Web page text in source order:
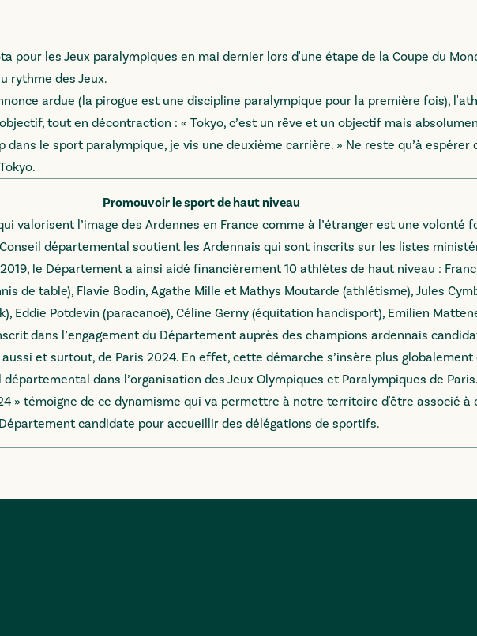
pour les Jeux paralympiques en mai dernier lors d'une étape de la Coupe du
rythme des Jeux.
ardue (la pirogue est une discipline paralympique pour la première fois),
tout en décontraction : « Tokyo, c’est un rêve et un objectif mais
dans le sport paralympique, je vis une deuxième carrière. » Ne reste qu’à espérer
Promouvoir le sport de haut niveau
valorisent l’image des Ardennes en France comme à l’étranger est une volonté
départemental soutient les Ardennais qui sont inscrits sur les listes
le Département a ainsi aidé financièrement 10 athlètes de haut niveau :
de table), Flavie Bodin, Agathe Mille et Mathys Moutarde (athlétisme), Jules
Eddie Potdevin (paracanoë), Céline Gerny (équitation handisport), Emilien
dans l’engagement du Département auprès des champions ardennais
et surtout, de Paris 2024. En effet, cette démarche s’insère plus globalement
dans l’organisation des Jeux Olympiques et Paralympiques de
» témoigne de ce dynamisme qui va permettre à notre territoire d'être associé à
candidate pour accueillir des délégations de sportifs.